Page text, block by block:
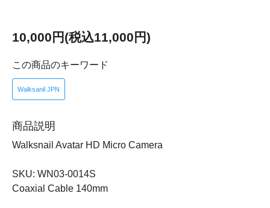
10,000円(税込11,000円)
この商品のキーワード
Walksanil JPN
商品説明
Walksnail Avatar HD Micro Camera
SKU: WN03-0014S
Coaxial Cable 140mm